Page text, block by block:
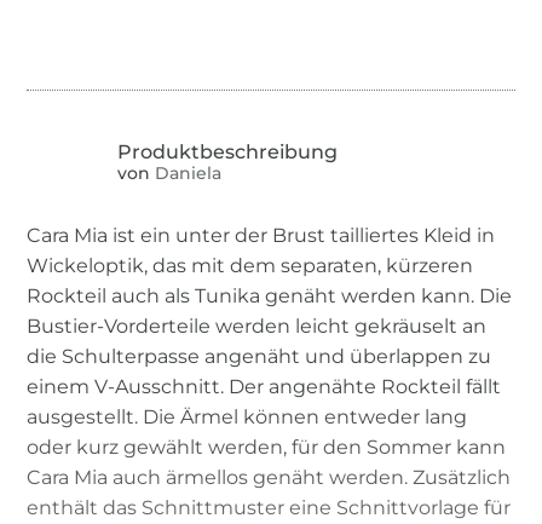
von Daniela
Cara Mia ist ein unter der Brust tailliertes Kleid in
Wickeloptik, das mit dem separaten, kürzeren
Rockteil auch als Tunika genäht werden kann. Die
Bustier-Vorderteile werden leicht gekräuselt an
die Schulterpasse angenäht und überlappen zu
einem V-Ausschnitt. Der angenähte Rockteil fällt
ausgestellt. Die Ärmel können entweder lang
oder kurz gewählt werden, für den Sommer kann
Cara Mia auch ärmellos genäht werden. Zusätzlich
enthält das Schnittmuster eine Schnittvorlage für